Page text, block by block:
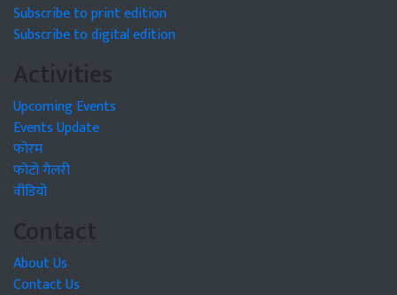
Subscribe to print edition
Subscribe to digital edition
Activities
Upcoming Events
Events Update
फोरम
फोटो गैलरी
वीडियो
Contact
About Us
Contact Us